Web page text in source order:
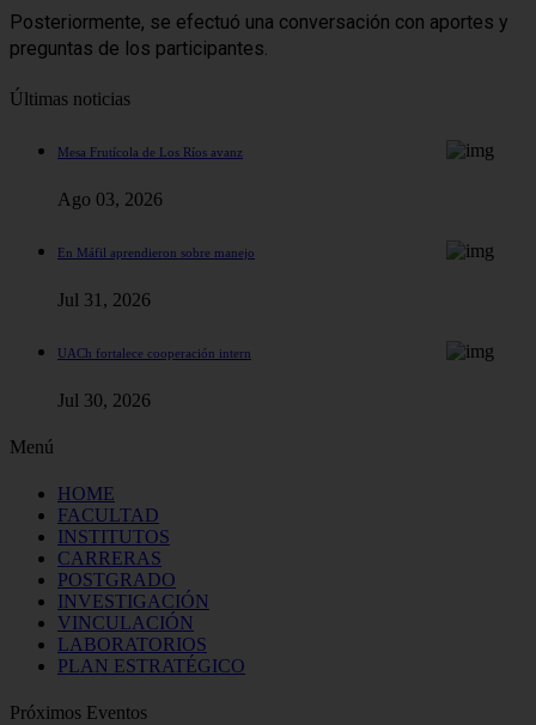
Posteriormente, se efectuó una conversación con aportes y
preguntas de los participantes.
Últimas noticias
Mesa Frutícola de Los Ríos avanz
Ago 03, 2026
En Máfil aprendieron sobre manejo
Jul 31, 2026
UACh fortalece cooperación intern
Jul 30, 2026
Menú
HOME
FACULTAD
INSTITUTOS
CARRERAS
POSTGRADO
INVESTIGACIÓN
VINCULACIÓN
LABORATORIOS
PLAN ESTRATÉGICO
Próximos Eventos